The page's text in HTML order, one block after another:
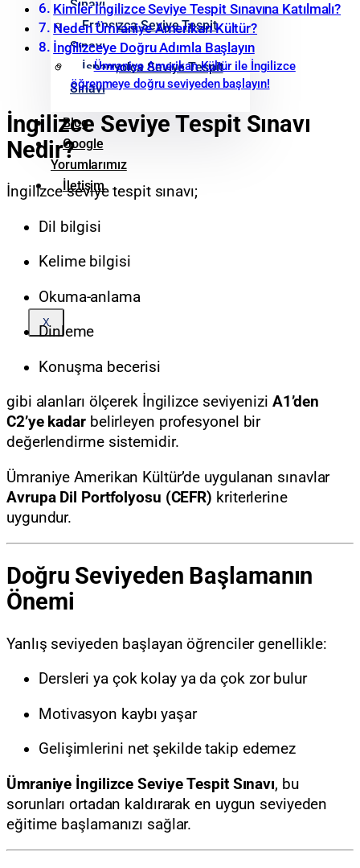
Sınavı
Fransızca Seviye Tespit
Sınavı
İspanyolca Seviye Tespit
Sınavı
Blog
Google
Yorumlarımız
İletişim
X
Kimler İngilizce Seviye Tespit Sınavına Katılmalı?
Neden Ümraniye Amerikan Kültür?
İngilizceye Doğru Adımla Başlayın
Ümraniye Amerikan Kültür ile İngilizce
öğrenmeye doğru seviyeden başlayın!
İngilizce Seviye Tespit Sınavı
Nedir?
İngilizce seviye tespit sınavı;
Dil bilgisi
Kelime bilgisi
Okuma-anlama
Dinleme
Konuşma becerisi
gibi alanları ölçerek İngilizce seviyenizi A1’den
C2’ye kadarbelirleyen profesyonel bir
değerlendirme sistemidir.
Ümraniye Amerikan Kültür’de uygulanan sınavlar
Avrupa Dil Portfolyosu (CEFR) kriterlerine
uygundur.
Doğru Seviyeden Başlamanın
Önemi
Yanlış seviyeden başlayan öğrenciler genellikle:
Dersleri ya çok kolay ya da çok zor bulur
Motivasyon kaybı yaşar
Gelişimlerini net şekilde takip edemez
Ümraniye İngilizce Seviye Tespit Sınavı, bu
sorunları ortadan kaldırarak en uygun seviyeden
eğitime başlamanızı sağlar.